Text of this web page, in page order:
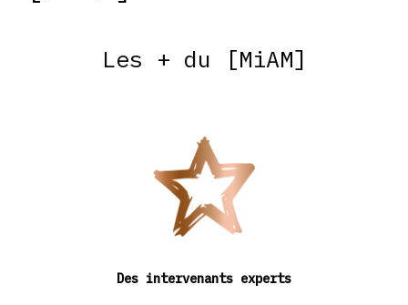
Les + du [MiAM]
Des intervenants experts